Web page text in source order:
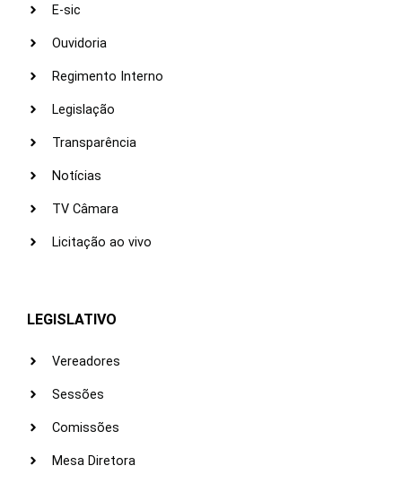
E-sic
Ouvidoria
Regimento Interno
Legislação
Transparência
Notícias
TV Câmara
Licitação ao vivo
LEGISLATIVO
Vereadores
Sessões
Comissões
Mesa Diretora